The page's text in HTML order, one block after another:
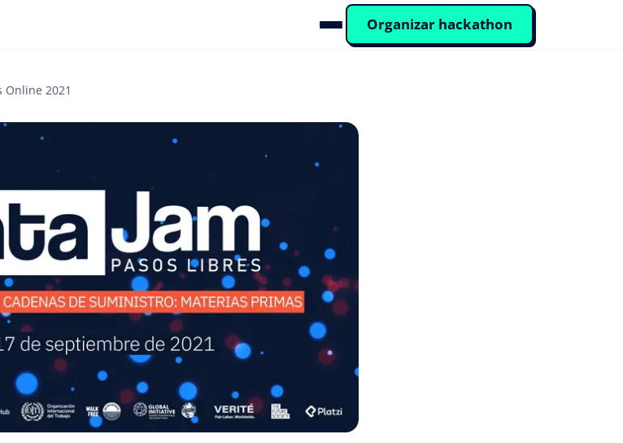
Organizar hackathon
Online 2021